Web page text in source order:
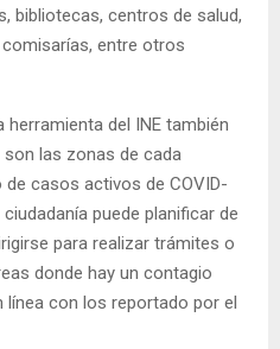
bibliotecas, centros de salud,
entre otros
del INE también
las zonas de cada
casos activos de COVID-
puede planificar de
para realizar trámites o
donde hay un contagio
con los reportado por el